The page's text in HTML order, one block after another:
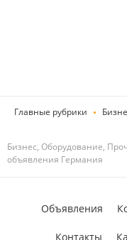
Главные рубрики
Бизнес, Оборудование,
объявления Германия
Объявления
Контакты